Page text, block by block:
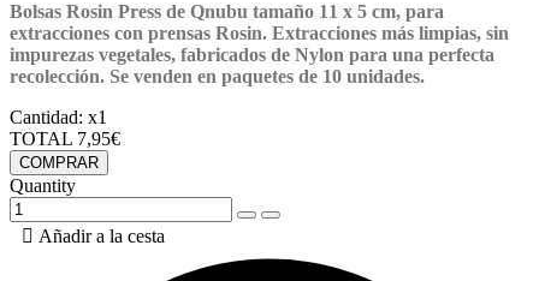
Bolsas Rosin Press de Qnubu tamaño 11 x 5 cm, para
extracciones con prensas Rosin. Extracciones más limpias, sin
impurezas vegetales, fabricados de Nylon para una perfecta
recolección. Se venden en paquetes de 10 unidades.
Cantidad: x1
TOTAL 7,95€
COMPRAR
Quantity
 Añadir a la cesta